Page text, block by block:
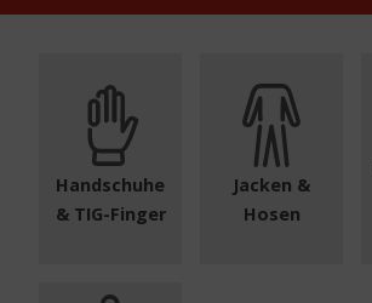
Handschuhe
& TIG-Finger
Jacken &
Hosen